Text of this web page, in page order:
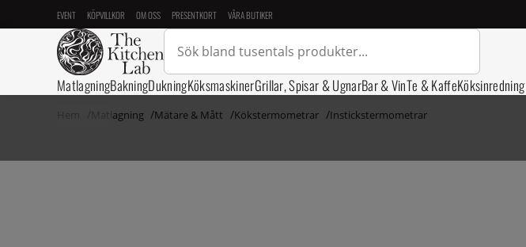
EVENT KÖPVILLKOR OM OSS PRESENTKORT VÅRA BUTIKER
MatlagningBakningDukningKöksmaskinerGrillar, Spisar & UgnarBar & VinTe & KaffeKöksinredning
Matlagning Mätare & Mått Kökstermometrar Instickstermometrar